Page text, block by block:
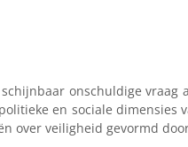
onschuldige vraag
en sociale
over veiligheid gevormd